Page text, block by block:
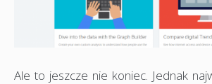
Ale to jeszcze nie koniec. Jednak